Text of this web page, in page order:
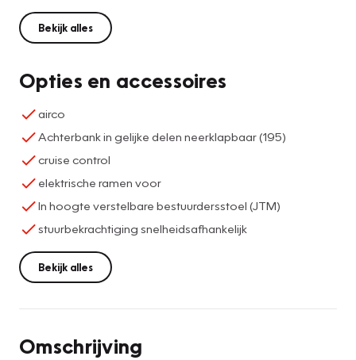
Bekijk alles
Opties en accessoires
airco
Achterbank in gelijke delen neerklapbaar (195)
cruise control
elektrische ramen voor
In hoogte verstelbare bestuurdersstoel (JTM)
stuurbekrachtiging snelheidsafhankelijk
Bekijk alles
Omschrijving